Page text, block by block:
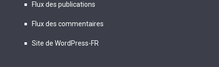
Flux des publications
Flux des commentaires
Site de WordPress-FR